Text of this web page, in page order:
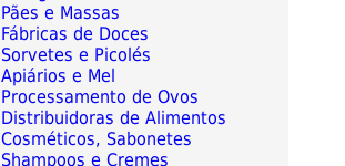
Pães e Massas
Fábricas de Doces
Sorvetes e Picolés
Apiários e Mel
Processamento de Ovos
Distribuidoras de Alimentos
Cosméticos, Sabonetes
Shampoos e Cremes